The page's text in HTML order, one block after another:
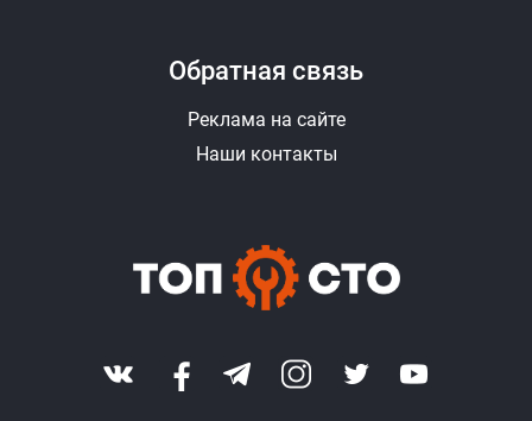
Обратная связь
Реклама на сайте
Наши контакты